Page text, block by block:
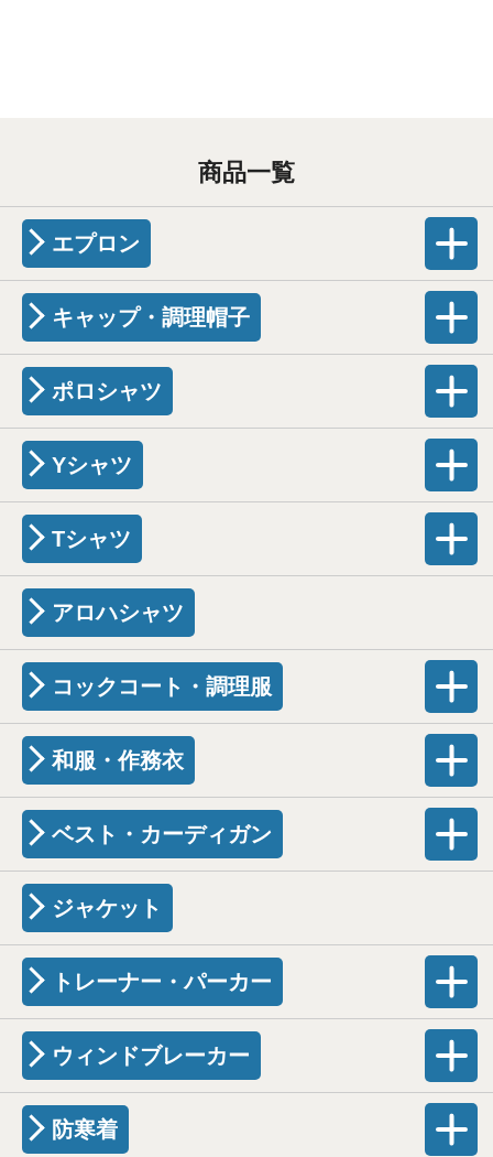
商品一覧
エプロン
キャップ・調理帽子
ポロシャツ
Yシャツ
Tシャツ
アロハシャツ
コックコート・調理服
和服・作務衣
ベスト・カーディガン
ジャケット
トレーナー・パーカー
ウィンドブレーカー
防寒着